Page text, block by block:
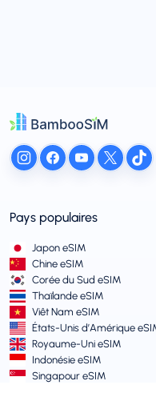
Pays populaires
Japon eSIM
Chine eSIM
Corée du Sud eSIM
Thaïlande eSIM
Viêt Nam eSIM
États-Unis d’Amérique
Royaume-Uni eSIM
Indonésie eSIM
Singapour eSIM